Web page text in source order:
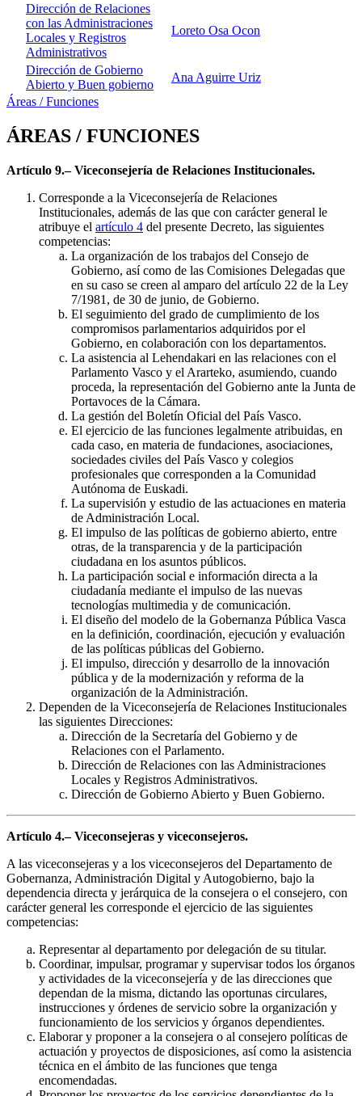
Dirección de Relaciones
con las Administraciones
Locales y Registros
Administrativos
Loreto Osa Ocon
Dirección de Gobierno
Abierto y Buen gobierno
Ana Aguirre Uriz
Áreas / Funciones
ÁREAS / FUNCIONES
Artículo 9.– Viceconsejería de Relaciones Institucionales.
Corresponde a la Viceconsejería de Relaciones
Institucionales, además de las que con carácter general le
atribuye el artículo 4 del presente Decreto, las siguientes
competencias:
La organización de los trabajos del Consejo de
Gobierno, así como de las Comisiones Delegadas que
en su caso se creen al amparo del artículo 22 de la Ley
7/1981, de 30 de junio, de Gobierno.
El seguimiento del grado de cumplimiento de los
compromisos parlamentarios adquiridos por el
Gobierno, en colaboración con los departamentos.
La asistencia al Lehendakari en las relaciones con el
Parlamento Vasco y el Ararteko, asumiendo, cuando
proceda, la representación del Gobierno ante la Junta de
Portavoces de la Cámara.
La gestión del Boletín Oficial del País Vasco.
El ejercicio de las funciones legalmente atribuidas, en
cada caso, en materia de fundaciones, asociaciones,
sociedades civiles del País Vasco y colegios
profesionales que corresponden a la Comunidad
Autónoma de Euskadi.
La supervisión y estudio de las actuaciones en materia
de Administración Local.
El impulso de las políticas de gobierno abierto, entre
otras, de la transparencia y de la participación
ciudadana en los asuntos públicos.
La participación social e información directa a la
ciudadanía mediante el impulso de las nuevas
tecnologías multimedia y de comunicación.
El diseño del modelo de la Gobernanza Pública Vasca
en la definición, coordinación, ejecución y evaluación
de las políticas públicas del Gobierno.
El impulso, dirección y desarrollo de la innovación
pública y de la modernización y reforma de la
organización de la Administración.
Dependen de la Viceconsejería de Relaciones Institucionales
las siguientes Direcciones:
Dirección de la Secretaría del Gobierno y de
Relaciones con el Parlamento.
Dirección de Relaciones con las Administraciones
Locales y Registros Administrativos.
Dirección de Gobierno Abierto y Buen Gobierno.
Artículo 4.– Viceconsejeras y viceconsejeros.
A las viceconsejeras y a los viceconsejeros del Departamento de
Gobernanza, Administración Digital y Autogobierno, bajo la
dependencia directa y jerárquica de la consejera o el consejero, con
carácter general les corresponde el ejercicio de las siguientes
competencias:
Representar al departamento por delegación de su titular.
Coordinar, impulsar, programar y supervisar todos los órganos
y actividades de la viceconsejería y de las direcciones que
dependan de la misma, dictando las oportunas circulares,
instrucciones y órdenes de servicio sobre la organización y
funcionamiento de los servicios y órganos dependientes.
Elaborar y proponer a la consejera o al consejero políticas de
actuación y proyectos de disposiciones, así como la asistencia
técnica en el ámbito de las funciones que tenga
encomendadas.